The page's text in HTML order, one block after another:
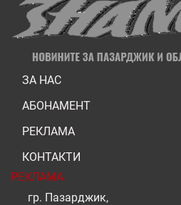
ЗА НАС
АБОНАМЕНТ
РЕКЛАМА
КОНТАКТИ
РЕКЛАМА
гр. Пазарджик,